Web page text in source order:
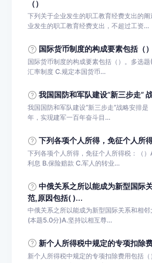
（）
下列关于企业发生的职工教育经费支出的
业发生的职工教育经费支出，不超过工资...
国际货币制度的构成要素包括（）
国际货币制度的构成要素包括（）。多选
汇率制度 C.规定本国货币...
我国国防和军队建设“新三步走”
我国国防和军队建设“新三步走”战略安排
年，实现建军一百年奋斗目...
下列各项个人所得，免征个人所得
下列各项个人所得，免征个人所得税：（
利息 B.保险赔款 C.军人的转业...
中俄关系之所以能成为新型国际
范,原因包括( )...
中俄关系之所以能成为新型国际关系和相邻
(本题5.0分)A.坚持以相互尊...
新个人所得税中规定的专项扣除费
新个人所得税中规定的专项扣除费用包括